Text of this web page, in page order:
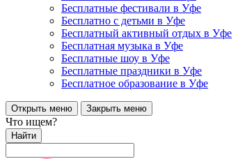
Бесплатные фестивали в Уфе
Бесплатно с детьми в Уфе
Бесплатный активный отдых в Уфе
Бесплатная музыка в Уфе
Бесплатные шоу в Уфе
Бесплатные праздники в Уфе
Бесплатное образование в Уфе
Открыть меню Закрыть меню
Что ищем?
Найти